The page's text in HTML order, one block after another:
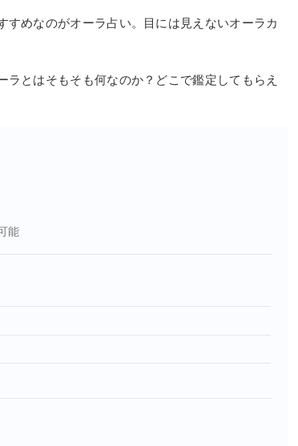
めなのがオーラ占い。目には見えないオーラカ
とはそもそも何なのか？どこで鑑定してもらえ
能